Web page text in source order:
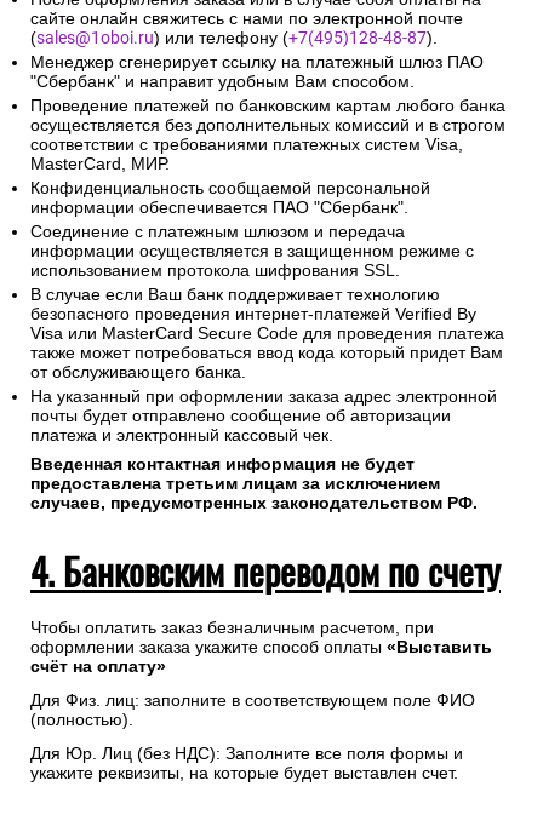
сайте онлайн свяжитесь с нами по электронной почте
(sales@1oboi.ru) или телефону (+7(495)128-48-87).
Менеджер сгенерирует ссылку на платежный шлюз ПАО
"Сбербанк" и направит удобным Вам способом.
Проведение платежей по банковским картам любого банка
осуществляется без дополнительных комиссий и в строгом
соответствии с требованиями платежных систем Visa,
MasterCard, МИР.
Конфиденциальность сообщаемой персональной
информации обеспечивается ПАО "Сбербанк".
Соединение с платежным шлюзом и передача
информации осуществляется в защищенном режиме с
использованием протокола шифрования SSL.
В случае если Ваш банк поддерживает технологию
безопасного проведения интернет-платежей Verified By
Visa или MasterCard Secure Code для проведения платежа
также может потребоваться ввод кода который придет Вам
от обслуживающего банка.
На указанный при оформлении заказа адрес электронной
почты будет отправлено сообщение об авторизации
платежа и электронный кассовый чек.
Введенная контактная информация не будет
предоставлена третьим лицам за исключением
случаев, предусмотренных законодательством РФ.
4. Банковским переводом по счету
Чтобы оплатить заказ безналичным расчетом, при
оформлении заказа укажите способ оплаты «Выставить
счёт на оплату»
Для Физ. лиц: заполните в соответствующем поле ФИО
(полностью).
Для Юр. Лиц (без НДС): Заполните все поля формы и
укажите реквизиты, на которые будет выставлен счет.